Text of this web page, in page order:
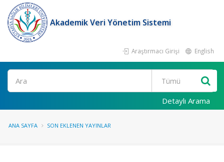
Akademik Veri Yönetim Sistemi
Araştırmacı Girişi English
Ara
Detaylı Arama
ANA SAYFA SON EKLENEN YAYINLAR